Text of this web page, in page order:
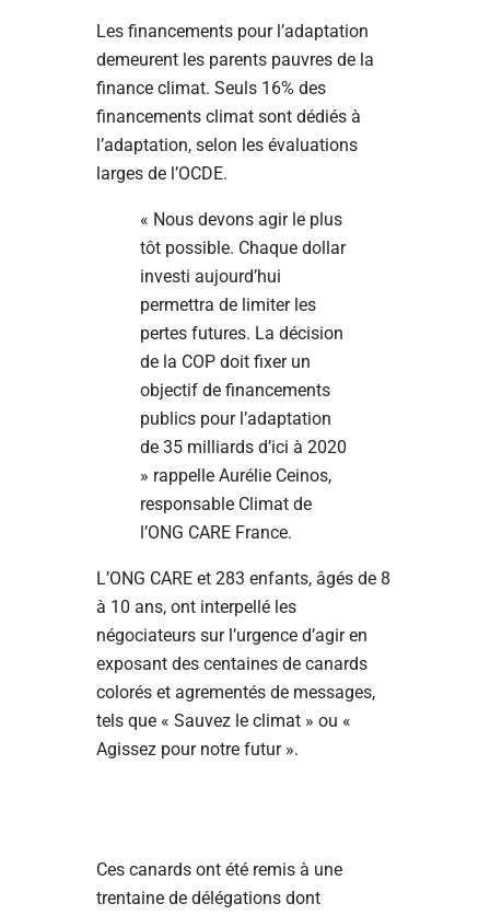
Les financements pour l’adaptation
demeurent les parents pauvres de la
finance climat. Seuls 16% des
financements climat sont dédiés à
l’adaptation, selon les évaluations
larges de l’OCDE.
« Nous devons agir le plus
tôt possible. Chaque dollar
investi aujourd’hui
permettra de limiter les
pertes futures. La décision
de la COP doit fixer un
objectif de financements
publics pour l’adaptation
de 35 milliards d’ici à 2020
» rappelle Aurélie Ceinos,
responsable Climat de
l’ONG CARE France.
L’ONG CARE et 283 enfants, âgés de 8
à 10 ans, ont interpellé les
négociateurs sur l’urgence d’agir en
exposant des centaines de canards
colorés et agrementés de messages,
tels que « Sauvez le climat » ou «
Agissez pour notre futur ».
Ces canards ont été remis à une
trentaine de délégations dont